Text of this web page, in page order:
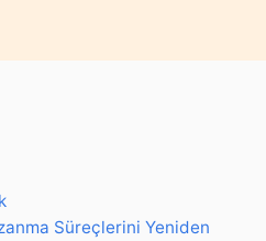
Süreçlerini Yeniden